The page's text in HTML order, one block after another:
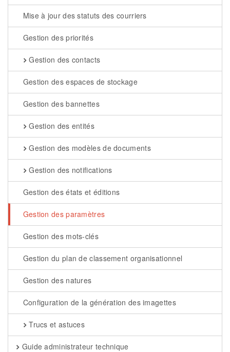
Mise à jour des statuts des courriers
Gestion des priorités
Gestion des contacts
Gestion des espaces de stockage
Gestion des bannettes
Gestion des entités
Gestion des modèles de documents
Gestion des notifications
Gestion des états et éditions
Gestion des paramètres
Gestion des mots-clés
Gestion du plan de classement organisationnel
Gestion des natures
Configuration de la génération des imagettes
Trucs et astuces
Guide administrateur technique